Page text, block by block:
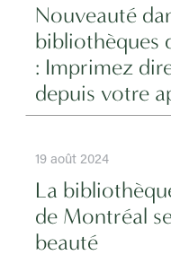
Nouveauté
bibliothèques
: Imprimez
depuis votre
19 août 2024
La
de Montréal
beauté